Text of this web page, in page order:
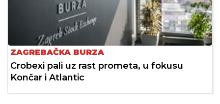
ZAGREBAČKA BURZA
Crobexi pali uz rast prometa, u fokusu
Končar i Atlantic